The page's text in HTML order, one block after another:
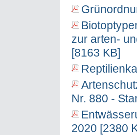
zur arten-
[8163 KB]
Nr. 880 -
2020 [2380